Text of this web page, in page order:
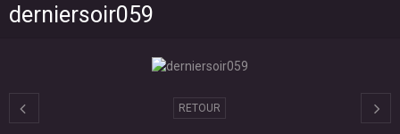
derniersoir059
RETOUR